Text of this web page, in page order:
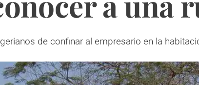
de confinar al empresario en la